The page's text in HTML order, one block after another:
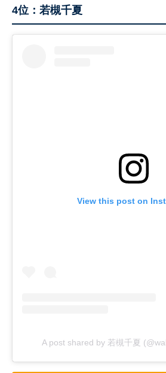
4位：若槻千夏
View this post on
A post shared by 若槻千夏